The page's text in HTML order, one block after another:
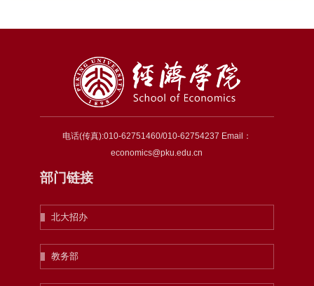
电话(传真):010-62751460/010-62754237 Email：
economics@pku.edu.cn
部门链接
北大招办
教务部